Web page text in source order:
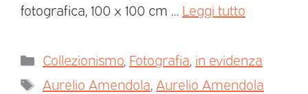
fotografica, 100 x 100 cm … Leggi tutto
Collezionismo, Fotografia, in evidenza
Aurelio Amendola, Aurelio Amendola